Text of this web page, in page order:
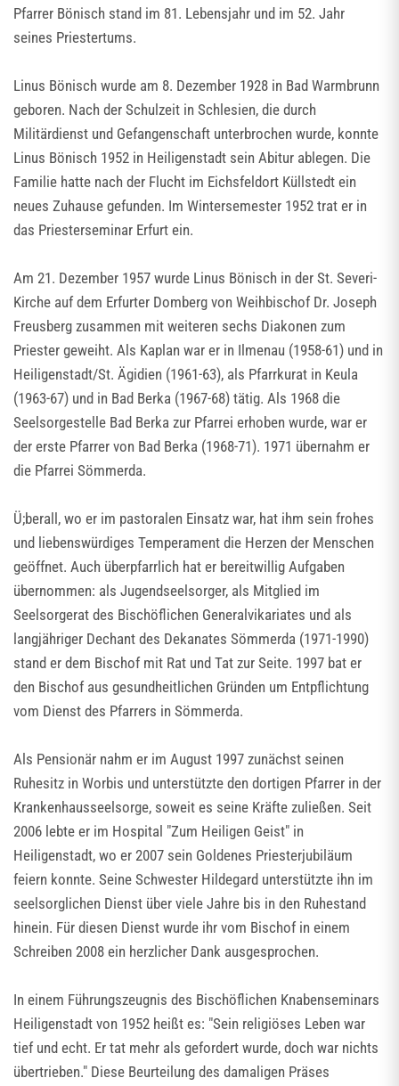
Pfarrer Bönisch stand im 81. Lebensjahr und im 52. Jahr
seines Priestertums.
Linus Bönisch wurde am 8. Dezember 1928 in Bad Warmbrunn
geboren. Nach der Schulzeit in Schlesien, die durch
Militärdienst und Gefangenschaft unterbrochen wurde, konnte
Linus Bönisch 1952 in Heiligenstadt sein Abitur ablegen. Die
Familie hatte nach der Flucht im Eichsfeldort Küllstedt ein
neues Zuhause gefunden. Im Wintersemester 1952 trat er in
das Priesterseminar Erfurt ein.
Am 21. Dezember 1957 wurde Linus Bönisch in der St. Severi-
Kirche auf dem Erfurter Domberg von Weihbischof Dr. Joseph
Freusberg zusammen mit weiteren sechs Diakonen zum
Priester geweiht. Als Kaplan war er in Ilmenau (1958-61) und in
Heiligenstadt/St. Ägidien (1961-63), als Pfarrkurat in Keula
(1963-67) und in Bad Berka (1967-68) tätig. Als 1968 die
Seelsorgestelle Bad Berka zur Pfarrei erhoben wurde, war er
der erste Pfarrer von Bad Berka (1968-71). 1971 übernahm er
die Pfarrei Sömmerda.
Ü;berall, wo er im pastoralen Einsatz war, hat ihm sein frohes
und liebenswürdiges Temperament die Herzen der Menschen
geöffnet. Auch überpfarrlich hat er bereitwillig Aufgaben
übernommen: als Jugendseelsorger, als Mitglied im
Seelsorgerat des Bischöflichen Generalvikariates und als
langjähriger Dechant des Dekanates Sömmerda (1971-1990)
stand er dem Bischof mit Rat und Tat zur Seite. 1997 bat er
den Bischof aus gesundheitlichen Gründen um Entpflichtung
vom Dienst des Pfarrers in Sömmerda.
Als Pensionär nahm er im August 1997 zunächst seinen
Ruhesitz in Worbis und unterstützte den dortigen Pfarrer in der
Krankenhausseelsorge, soweit es seine Kräfte zuließen. Seit
2006 lebte er im Hospital "Zum Heiligen Geist" in
Heiligenstadt, wo er 2007 sein Goldenes Priesterjubiläum
feiern konnte. Seine Schwester Hildegard unterstützte ihn im
seelsorglichen Dienst über viele Jahre bis in den Ruhestand
hinein. Für diesen Dienst wurde ihr vom Bischof in einem
Schreiben 2008 ein herzlicher Dank ausgesprochen.
In einem Führungszeugnis des Bischöflichen Knabenseminars
Heiligenstadt von 1952 heißt es: "Sein religiöses Leben war
tief und echt. Er tat mehr als gefordert wurde, doch war nichts
übertrieben." Diese Beurteilung des damaligen Präses